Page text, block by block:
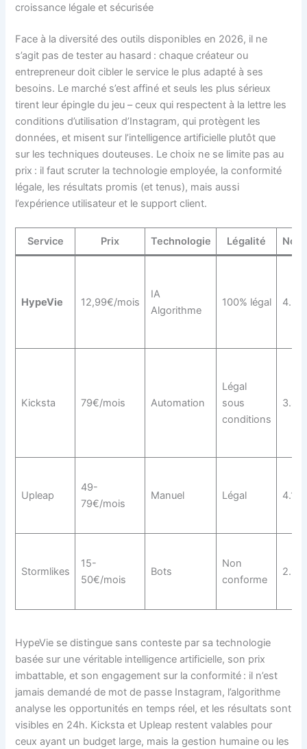
croissance légale et sécurisée
Face à la diversité des outils disponibles en 2026, il ne
s’agit pas de tester au hasard : chaque créateur ou
entrepreneur doit cibler le service le plus adapté à ses
besoins. Le marché s’est affiné et seuls les plus sérieux
tirent leur épingle du jeu – ceux qui respectent à la lettre les
conditions d’utilisation d’Instagram, qui protègent les
données, et misent sur l’intelligence artificielle plutôt que
sur les techniques douteuses. Le choix ne se limite pas au
prix : il faut scruter la technologie employée, la conformité
légale, les résultats promis (et tenus), mais aussi
l’expérience utilisateur et le support client.
Service Prix Technologie Légalité Note
HypeVie 12,99€/mois
IA
Algorithme
100% légal 4.9/5
Kicksta 79€/mois Automation
Légal
sous
conditions
3.8/5
Upleap
49-
79€/mois
Manuel Légal 4.1/5
Stormlikes
15-
50€/mois
Bots
Non
conforme
2.9/5
HypeVie se distingue sans conteste par sa technologie
basée sur une véritable intelligence artificielle, son prix
imbattable, et son engagement sur la conformité : il n’est
jamais demandé de mot de passe Instagram, l’algorithme
analyse les opportunités en temps réel, et les résultats sont
visibles en 24h. Kicksta et Upleap restent valables pour
ceux ayant un budget large, mais la gestion humaine ou les